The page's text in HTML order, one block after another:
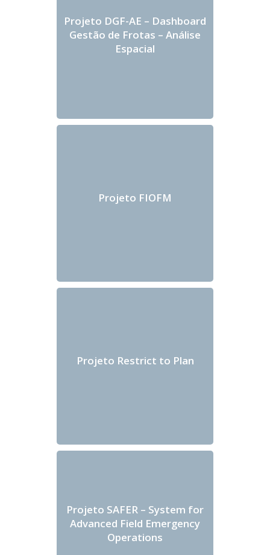
Projeto DGF-AE – Dashboard
Gestão de Frotas – Análise
Espacial
Projeto FIOFM
Projeto Restrict to Plan
Projeto SAFER – System for
Advanced Field Emergency
Operations